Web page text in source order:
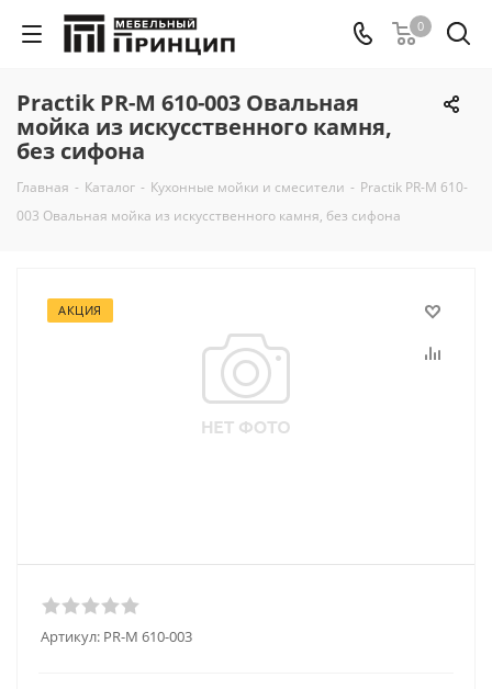
0
Practik PR-М 610-003 Овальная
мойка из искусственного камня,
без сифона
Главная - Каталог - Кухонные мойки и смесители - Practik PR-М 610-
003 Овальная мойка из искусственного камня, без сифона
АКЦИЯ
Артикул: PR-М 610-003